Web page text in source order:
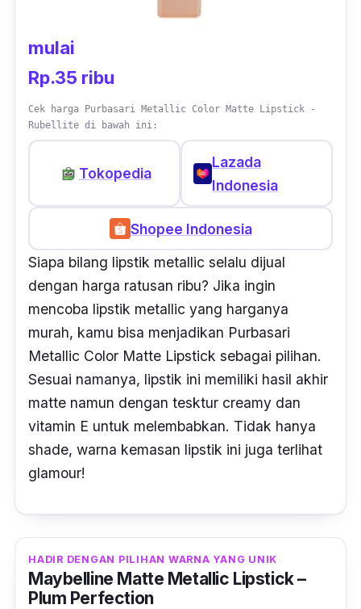
mulai
Rp.35 ribu
Cek harga Purbasari Metallic Color Matte Lipstick -
Rubellite di bawah ini:
Tokopedia
Lazada
Indonesia
Shopee Indonesia
Siapa bilang lipstik metallic selalu dijual
dengan harga ratusan ribu? Jika ingin
mencoba lipstik metallic yang harganya
murah, kamu bisa menjadikan Purbasari
Metallic Color Matte Lipstick sebagai pilihan.
Sesuai namanya, lipstik ini memiliki hasil akhir
matte namun dengan tesktur creamy dan
vitamin E untuk melembabkan. Tidak hanya
shade, warna kemasan lipstik ini juga terlihat
glamour!
HADIR DENGAN PILIHAN WARNA YANG UNIK
Maybelline Matte Metallic Lipstick –
Plum Perfection